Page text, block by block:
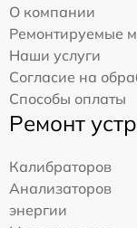
О компании
Ремонтируемые
Наши услуги
Согласие на
Способы оплаты
Ремонт
Калибраторов
Анализаторов
энергии